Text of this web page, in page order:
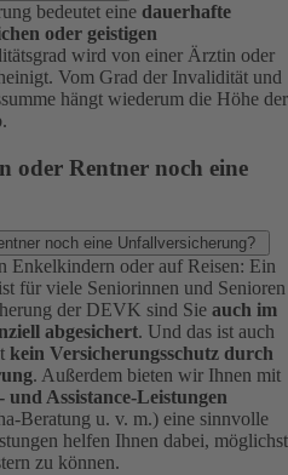
bedeutet eine dauerhafte
oder geistigen
wird von einer Ärztin oder
Vom Grad der Invalidität und
hängt wiederum die Höhe der
oder Rentner noch eine
noch eine Unfallversicherung?
Enkelkindern oder auf Reisen: Ein
für viele Seniorinnen und Senioren
der DEVK sind Sie auch im
abgesichert. Und das ist auch
kein Versicherungsschutz durch
. Außerdem bieten wir Ihnen mit
und Assistance-Leistungen
Beratung u. v. m.) eine sinnvolle
helfen Ihnen dabei, möglichst
zu können.